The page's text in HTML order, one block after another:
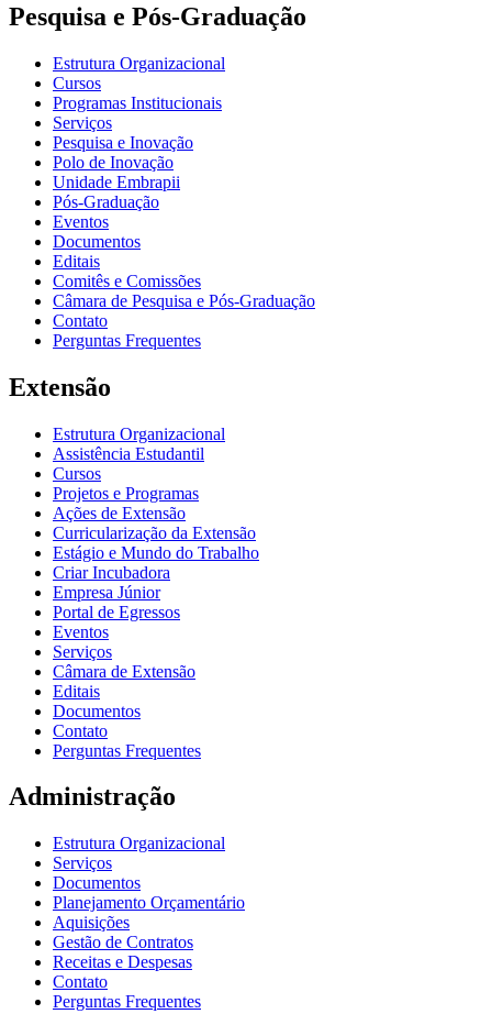
Pesquisa e Pós-Graduação
Estrutura Organizacional
Cursos
Programas Institucionais
Serviços
Pesquisa e Inovação
Polo de Inovação
Unidade Embrapii
Pós-Graduação
Eventos
Documentos
Editais
Comitês e Comissões
Câmara de Pesquisa e Pós-Graduação
Contato
Perguntas Frequentes
Extensão
Estrutura Organizacional
Assistência Estudantil
Cursos
Projetos e Programas
Ações de Extensão
Curricularização da Extensão
Estágio e Mundo do Trabalho
Criar Incubadora
Empresa Júnior
Portal de Egressos
Eventos
Serviços
Câmara de Extensão
Editais
Documentos
Contato
Perguntas Frequentes
Administração
Estrutura Organizacional
Serviços
Documentos
Planejamento Orçamentário
Aquisições
Gestão de Contratos
Receitas e Despesas
Contato
Perguntas Frequentes